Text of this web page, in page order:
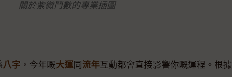
關於紫微鬥數的專業插圖
八字 ，今年嘅大運 同 流年互動都會直接影響你嘅運程。根據